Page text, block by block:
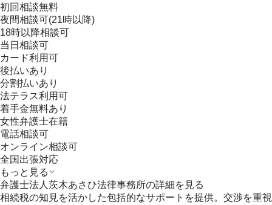
初回相談無料
夜間相談可(21時以降)
18時以降相談可
当日相談可
カード利用可
後払いあり
分割払いあり
法テラス利用可
着手金無料あり
女性弁護士在籍
電話相談可
オンライン相談可
全国出張対応
もっと見る
弁護士法人茨木あさひ法律事務所の詳細を見る
相続税の知見を活かした包括的なサポートを提供。交渉を重視